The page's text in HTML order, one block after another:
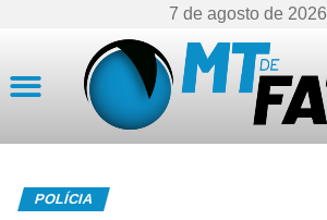
7 de agosto de 2026
POLÍCIA